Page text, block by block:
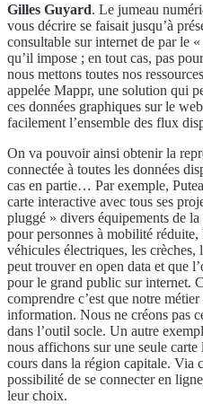
Gilles Guyard. Le jumeau
vous décrire se faisait jusqu’à
consultable sur internet de par le
qu’il impose ; en tout cas, pas
nous mettons toutes nos
appelée Mappr, une solution qui
ces données graphiques sur le
facilement l’ensemble des flux
On va pouvoir ainsi obtenir la
connectée à toutes les données
cas en partie… Par exemple,
carte interactive avec tous ses
pluggé » divers équipements de
pour personnes à mobilité réduite,
véhicules électriques, les
peut trouver en open data et que
pour le grand public sur internet.
comprendre c’est que notre
information. Nous ne créons pas
dans l’outil socle. Un autre
nous affichons sur une seule carte
cours dans la région capitale. Via
possibilité de se connecter en
leur choix.